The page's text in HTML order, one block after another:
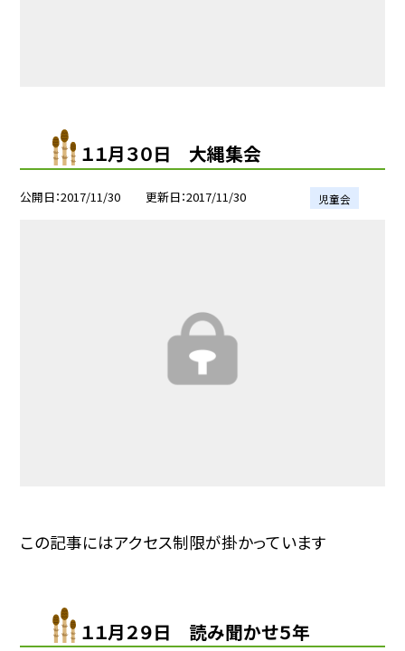
１１月３０日 大縄集会
公開日 2017/11/30 更新日 2017/11/30 児童会
この記事にはアクセス制限が掛かっています
１１月２９日 読み聞かせ５年